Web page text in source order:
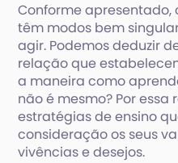
Conforme apresentado,
têm modos bem
agir. Podemos deduzir
relação que
a maneira como
não é mesmo? Por
estratégias de ensino
consideração os seus
vivências e desejos.